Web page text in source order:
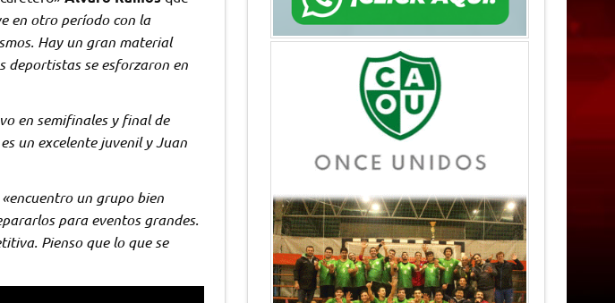
en otro período con la
Hay un gran material
deportistas se esforzaron en
en semifinales y final de
un excelente juvenil y Juan
«encuentro un grupo bien
para eventos grandes.
Pienso que lo que se